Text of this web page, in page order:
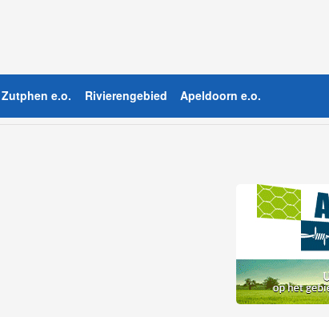
Zutphen e.o. Rivierengebied Apeldoorn e.o.